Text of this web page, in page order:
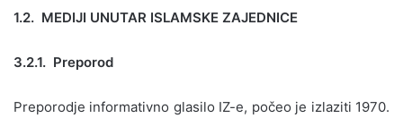
1.2. MEDIJI UNUTAR ISLAMSKE ZAJEDNICE
3.2.1. Preporod
Preporodje informativno glasilo IZ-e, počeo je izlaziti 1970.